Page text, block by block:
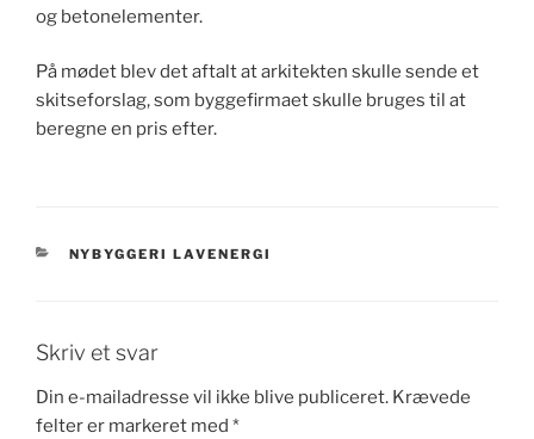
og betonelementer.
På mødet blev det aftalt at arkitekten skulle sende et
skitseforslag, som byggefirmaet skulle bruges til at
beregne en pris efter.
KATEGORIER
NYBYGGERI LAVENERGI
Skriv et svar
Din e-mailadresse vil ikke blive publiceret. Krævede
felter er markeret med *